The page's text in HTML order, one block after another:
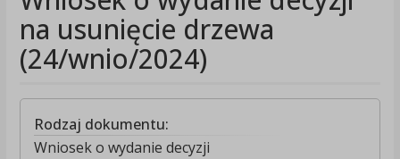
na usunięcie drzewa
(24/wnio/2024)
Rodzaj dokumentu:
Wniosek o wydanie decyzji